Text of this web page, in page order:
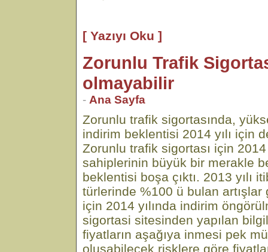
[ Yazıyı Oku ]
Zorunlu Trafik
olmayabilir
- Ana Sayfa
Zorunlu trafik sigortasında,
indirim beklentisi 2014 yılı için
Zorunlu trafik sigortası için
sahiplerinin büyük bir merakle
beklentisi boşa çıktı. 2013 yılı
türlerinde %100 ü bulan artışlar
için 2014 yılında indirim
sigortasi sitesinden yapılan
fiyatların aşağıya inmesi pek
oluşabilecek risklere göre